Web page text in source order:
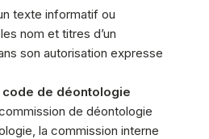
texte informatif ou
nom et titres d’un
son autorisation expresse
code de déontologie
de déontologie
la commission interne